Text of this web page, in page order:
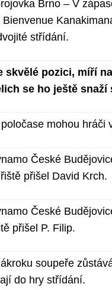
Brno – V
střídání.
skvělé pozici, míří
se ho ještě
mohou hráči
České
přišel David Krch.
České
přišel P. Filip.
soupeře
do hry střídání.